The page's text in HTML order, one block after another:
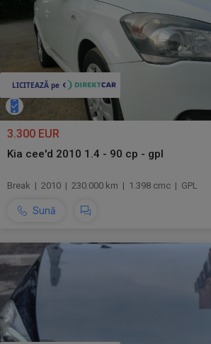
3.300 EUR
Kia cee'd 2010 1.4 - 90 cp - gpl
Break | 2010 | 230.000 km | 1.398 cmc | GPL
Sună